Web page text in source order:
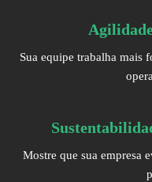
Sua equipe trabalha mais
Mostre que sua empresa